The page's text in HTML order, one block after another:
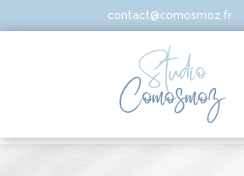
contact@comosmoz.fr